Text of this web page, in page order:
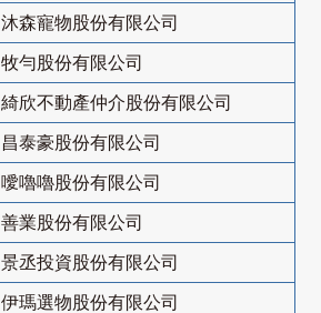
沐森寵物股份有限公司
牧勻股份有限公司
綺欣不動產仲介股份有限公司
昌泰豪股份有限公司
噯嚕嚕股份有限公司
善業股份有限公司
景丞投資股份有限公司
伊瑪選物股份有限公司